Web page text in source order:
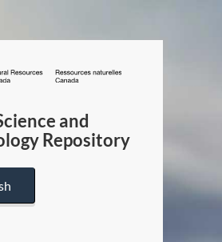
/
Canada
and
Repository